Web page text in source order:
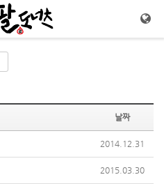
날짜
2014.12.31
2015.03.30